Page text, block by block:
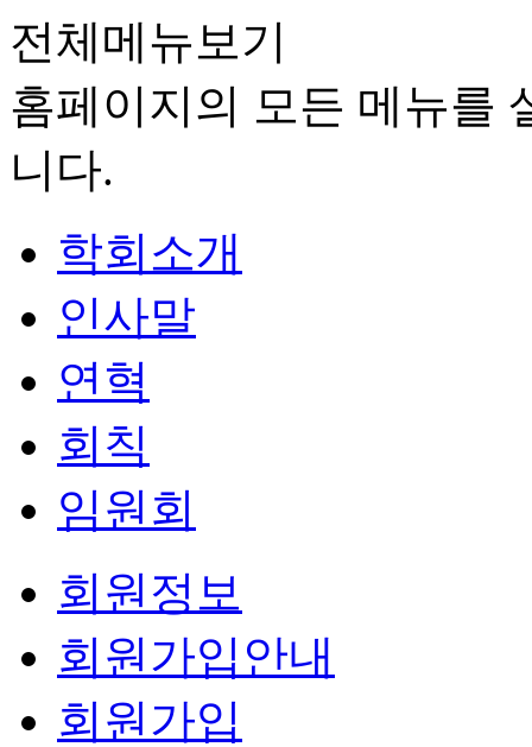
전체메뉴보기
홈페이지의 모든 메뉴를
니다.
학회소개
인사말
연혁
회칙
임원회
회원정보
회원가입안내
회원가입